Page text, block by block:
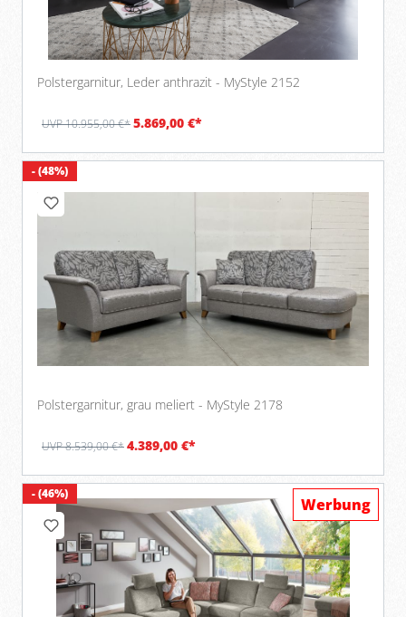
Polstergarnitur, Leder anthrazit - MyStyle 2152
UVP 10.955,00 €*5.869,00 €*
- (48%)
Polstergarnitur, grau meliert - MyStyle 2178
UVP 8.539,00 €*4.389,00 €*
- (46%)
Werbung